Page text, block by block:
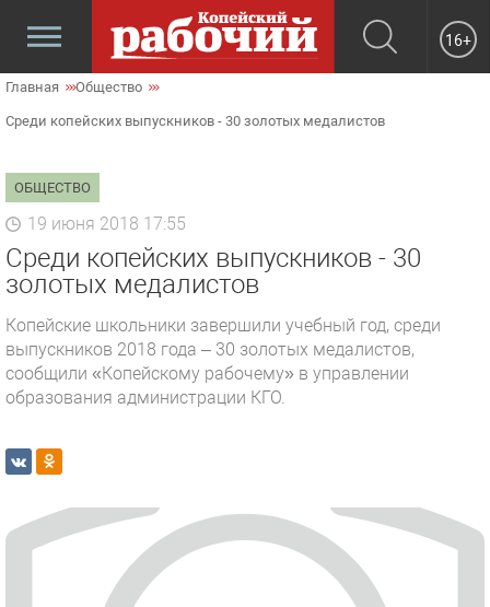
16+
Главная Общество
Среди копейских выпускников - 30 золотых медалистов
ОБЩЕСТВО
19 июня 2018 17:55
Среди копейских выпускников - 30
золотых медалистов
Копейские школьники завершили учебный год, среди
выпускников 2018 года – 30 золотых медалистов,
сообщили «Копейскому рабочему» в управлении
образования администрации КГО.